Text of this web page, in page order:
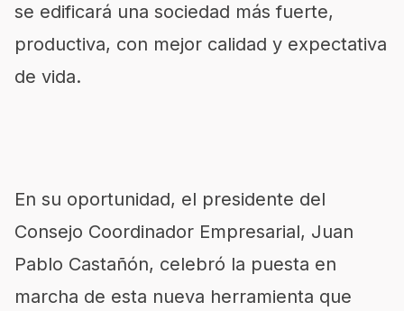
se edificará una sociedad más fuerte,
productiva, con mejor calidad y expectativa
de vida.
En su oportunidad, el presidente del
Consejo Coordinador Empresarial, Juan
Pablo Castañón, celebró la puesta en
marcha de esta nueva herramienta que